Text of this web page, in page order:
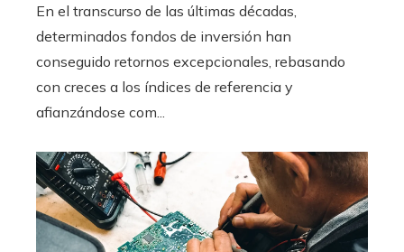
En el transcurso de las últimas décadas,
determinados fondos de inversión han
conseguido retornos excepcionales, rebasando
con creces a los índices de referencia y
afianzándose com...